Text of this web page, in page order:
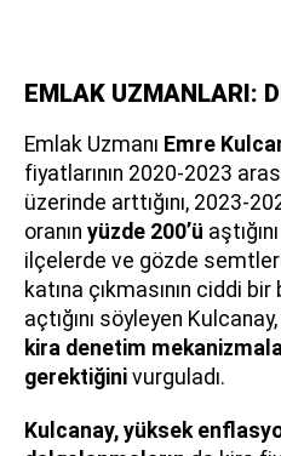
EMLAK UZMANLARI:
Emlak Uzmanı Emre
fiyatlarının 2020-2023
üzerinde arttığını, 2023-
oranın yüzde 200’ü
ilçelerde ve gözde
katına çıkmasının ciddi
açtığını söyleyen Kulcanay,
kira denetim
gerektiğini vurguladı.
Kulcanay, yüksek